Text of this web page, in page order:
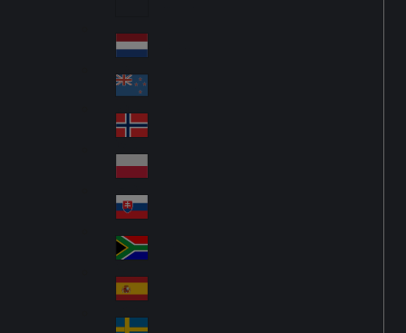
Lat
in
A
me
ric
a
Ne
the
rla
nd
s
Ne
w
Ze
ala
nd
No
rw
ay
Pol
an
d
Slo
va
kia
So
uth
Af
Sp